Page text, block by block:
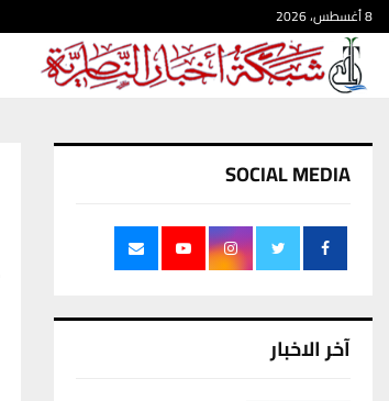
8 أغسطس، 2026
SOCIAL MEDIA
آخر الاخبار